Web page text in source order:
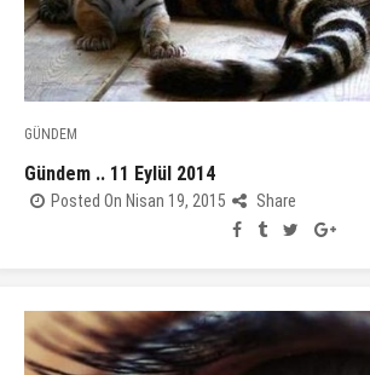
GÜNDEM
Gündem .. 11 Eylül 2014
Posted On Nisan 19, 2015 Share